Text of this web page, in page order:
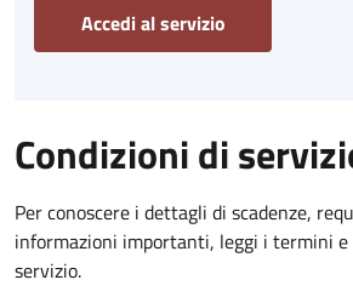
Accedi al servizio
Condizioni di
Per conoscere i dettagli di scadenze,
informazioni importanti, leggi i termini e
servizio.